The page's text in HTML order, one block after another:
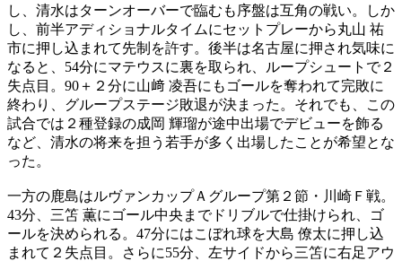
し、清水はターンオーバーで臨むも序盤は互角の戦い。しか
し、前半アディショナルタイムにセットプレーから丸山 祐
市に押し込まれて先制を許す。後半は名古屋に押され気味に
なると、54分にマテウスに裏を取られ、ループシュートで２
失点目。90＋２分に山﨑 凌吾にもゴールを奪われて完敗に
終わり、グループステージ敗退が決まった。それでも、この
試合では２種登録の成岡 輝瑠が途中出場でデビューを飾る
など、清水の将来を担う若手が多く出場したことが希望とな
った。
一方の鹿島はルヴァンカップＡグループ第２節・川崎Ｆ戦。
43分、三笘 薫にゴール中央までドリブルで仕掛けられ、ゴ
ールを決められる。47分にはこぼれ球を大島 僚太に押し込
まれて２失点目。さらに55分、左サイドから三笘に右足アウ